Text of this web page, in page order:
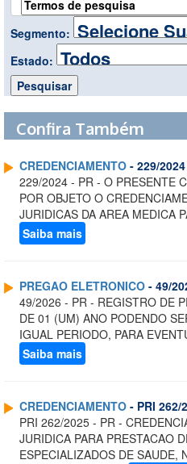
Segmento:
Estado:
Confira Também
CREDENCIAMENTO - 229/
229/2024 - PR - O PRESENTE
POR OBJETO O
JURIDICAS DA AREA MEDICA
Saiba mais
PREGAO ELETRONICO - 49/
49/2026 - PR - REGISTRO DE
DE 01 (UM) ANO PODENDO
IGUAL PERIODO, PARA
Saiba mais
CREDENCIAMENTO - PRI 262/
PRI 262/2025 - PR -
JURIDICA PARA PRESTACAO
ESPECIALIZADOS DE SAUDE,